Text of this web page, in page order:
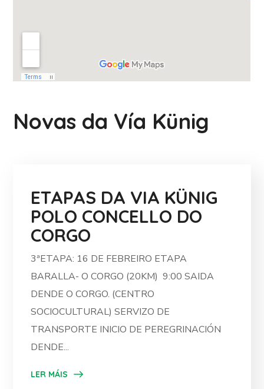
Novas da Vía Künig
ETAPAS DA VIA KÜNIG
POLO CONCELLO DO
CORGO
3ªETAPA: 16 DE FEBREIRO ETAPA
BARALLA- O CORGO (20KM) 9:00 SAIDA
DENDE O CORGO. (CENTRO
SOCIOCULTURAL) SERVIZO DE
TRANSPORTE INICIO DE PEREGRINACIÓN
DENDE...
LER MÁIS